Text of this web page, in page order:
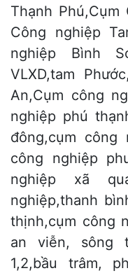
Thạnh Phú,Cụm
Công nghiệp
nghiệp Bình
VLXD,tam
An,Cụm công
nghiệp phú
đông,cụm công
công nghiệp
nghiệp xã
nghiệp,thanh
thịnh,cụm công
an viễn, sông
1,2,bầu trâm,